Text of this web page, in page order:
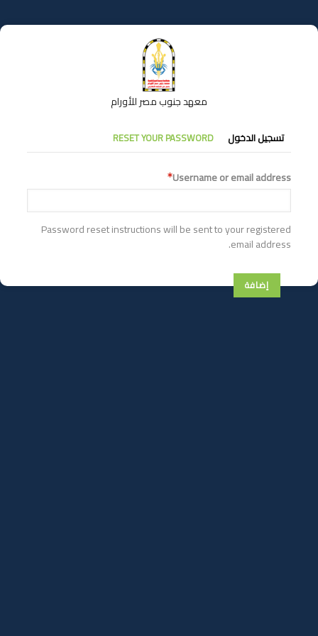
إلى
المحتوى
معهد جنوب مصر للأورام
التبويبات
الأساسية
تسجيل الدخول RESET YOUR PASSWORD
Username or email address
Password reset instructions will be sent to your registered
email address.